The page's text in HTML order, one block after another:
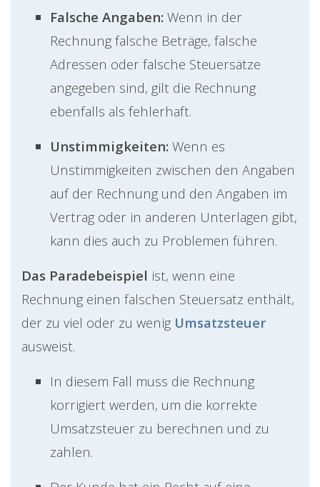
Falsche Angaben: Wenn in der
Rechnung falsche Beträge, falsche
Adressen oder falsche Steuersätze
angegeben sind, gilt die Rechnung
ebenfalls als fehlerhaft.
Unstimmigkeiten: Wenn es
Unstimmigkeiten zwischen den Angaben
auf der Rechnung und den Angaben im
Vertrag oder in anderen Unterlagen gibt,
kann dies auch zu Problemen führen.
Das Paradebeispiel ist, wenn eine
Rechnung einen falschen Steuersatz enthält,
der zu viel oder zu wenig Umsatzsteuer
ausweist.
In diesem Fall muss die Rechnung
korrigiert werden, um die korrekte
Umsatzsteuer zu berechnen und zu
zahlen.